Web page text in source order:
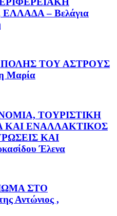
– Βελάγια
ΤΟΥ ΑΣΤΡΟΥΣ
Μαρία
ΤΟΥΡΙΣΤΙΚΗ
ΚΑΙ ΕΝΑΛΛΑΚΤΙΚΟΣ
ΚΑΙ
Έλενα
ΣΤΟ
Αντώνιος ,